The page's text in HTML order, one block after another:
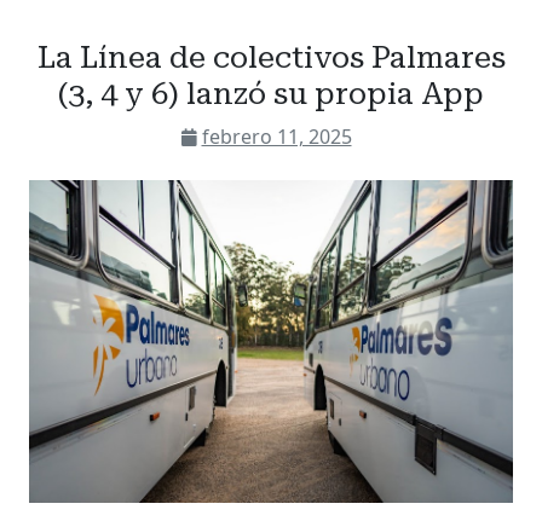
La Línea de colectivos Palmares
(3, 4 y 6) lanzó su propia App
febrero 11, 2025